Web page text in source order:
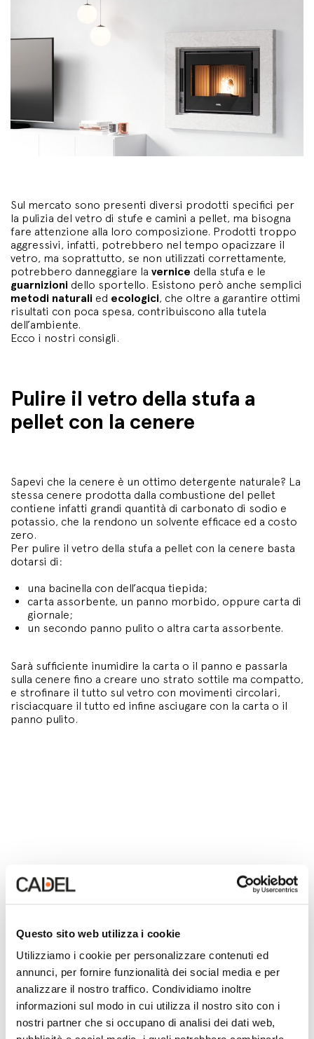
Questo sito web utilizza i cookie
Utilizziamo i cookie per personalizzare contenuti ed
annunci, per fornire funzionalità dei social media e per
analizzare il nostro traffico. Condividiamo inoltre
informazioni sul modo in cui utilizza il nostro sito con i
nostri partner che si occupano di analisi dei dati web,
Sul mercato sono presenti diversi prodotti specifici per
la pulizia del vetro di stufe e camini a pellet, ma bisogna
fare attenzione alla loro composizione. Prodotti troppo
aggressivi, infatti, potrebbero nel tempo opacizzare il
vetro, ma soprattutto, se non utilizzati correttamente,
potrebbero danneggiare la vernice della stufa e le
guarnizioni dello sportello. Esistono però anche semplici
metodi naturali ed ecologici, che oltre a garantire ottimi
risultati con poca spesa, contribuiscono alla tutela
dell’ambiente.
Ecco i nostri consigli.
Pulire il vetro della stufa a
pellet con la cenere
Sapevi che la cenere è un ottimo detergente naturale? La
stessa cenere prodotta dalla combustione del pellet
contiene infatti grandi quantità di carbonato di sodio e
potassio, che la rendono un solvente efficace ed a costo
zero.
Per pulire il vetro della stufa a pellet con la cenere basta
dotarsi di:
una bacinella con dell’acqua tiepida;
carta assorbente, un panno morbido, oppure carta di
giornale;
un secondo panno pulito o altra carta assorbente.
Sarà sufficiente inumidire la carta o il panno e passarla
sulla cenere fino a creare uno strato sottile ma compatto,
e strofinare il tutto sul vetro con movimenti circolari,
risciacquare il tutto ed infine asciugare con la carta o il
panno pulito.
Pulire il vetro della stufa a
pellet con il bicarbonato di
sodio
Per una pulizia più intensa, si può utilizzare il
sodio dell’acido carbonico. Comunemente presente in
tutte le case, viene utilizzato per disinfettare frutta e